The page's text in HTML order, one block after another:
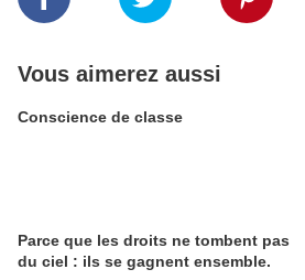
Vous aimerez aussi
Conscience de classe
Parce que les droits ne tombent pas
du ciel : ils se gagnent ensemble.